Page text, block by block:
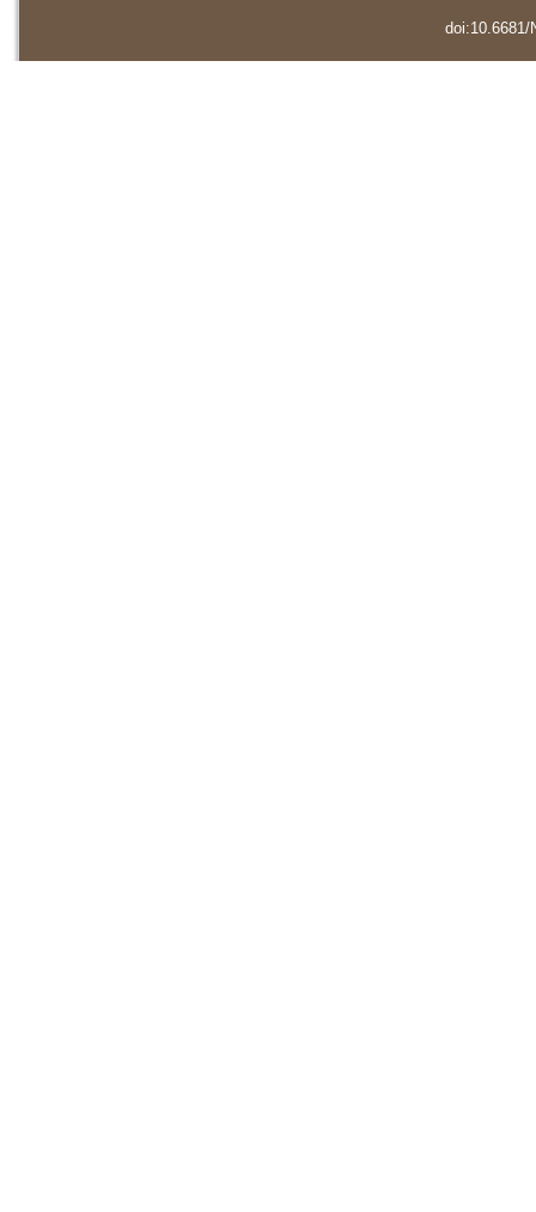
doi:10.6681/